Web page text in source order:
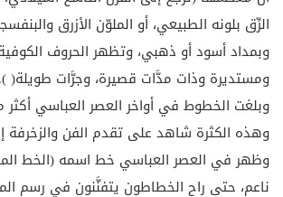
الرِّق بلونه الطبيعي، أو الملوّن الأزرق
وبمداد أسود أو ذهبي، وتظهر الحروف
ومستديرة وذات مدَّات قصيرة، وجرَّات طويلة( ).
وبلغت الخطوط في أواخر العصر العباسي
وهذه الكثرة شاهد على تقدم الفن والزخرفة
وظهر في العصر العباسي خط اسمه (الخط
ناعم، حتى راح الخطاطون يتفنَّنون في رسم